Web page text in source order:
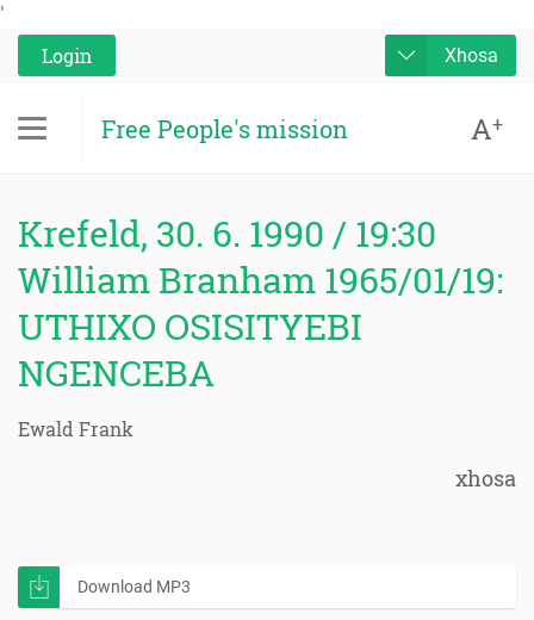
'
Login
Xhosa
Free People's mission A+
Krefeld, 30. 6. 1990 / 19:30
William Branham 1965/01/19:
UTHIXO OSISITYEBI
NGENCEBA
Ewald Frank
xhosa
Download MP3